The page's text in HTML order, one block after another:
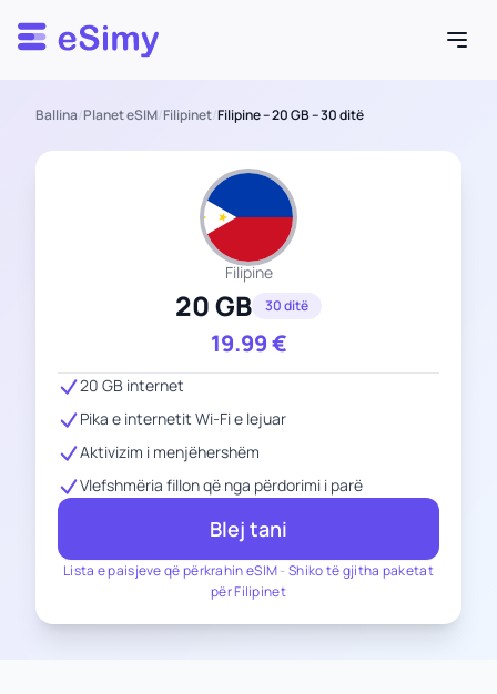
Esimy
Ballina/Planet eSIM/Filipinet/Filipine – 20 GB – 30 ditë
Filipine
20 GB 30 ditë
19.99€
Lista e paisjeve që përkrahin eSIM-Shiko të gjitha paketat
për Filipinet
20 GB internet
Pika e internetit Wi-Fi e lejuar
Aktivizim i menjëhershëm
Vlefshmëria fillon që nga përdorimi i parë
Blej tani